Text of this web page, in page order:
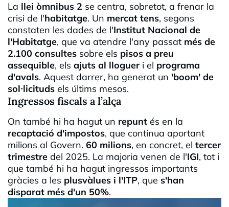
La llei òmnibus 2 se centra, sobretot, a frenar la
crisi de l'habitatge. Un mercat tens, segons
constaten les dades de l'Institut Nacional de
l'Habitatge, que va atendre l'any passat més de
2.100 consultes sobre els pisos a preu
assequible, els ajuts al lloguer i el programa
d'avals. Aquest darrer, ha generat un 'boom' de
sol·licituds els últims mesos.
Ingressos fiscals a l’alça
On també hi ha hagut un repunt és en la
recaptació d'impostos, que continua aportant
milions al Govern. 60 milions, en concret, el tercer
trimestre del 2025. La majoria venen de l'IGI, tot i
que també hi ha hagut ingressos importants
gràcies a les plusvàlues i l'ITP, que s'han
disparat més d'un 50%.